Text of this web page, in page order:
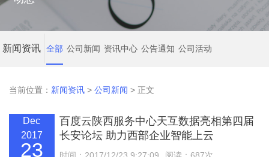
新闻资讯 全部 公司新闻 资讯中心 公告通知 公司活动
当前位置： 新闻资讯 >公司新闻 > 正文
Dec
2017
23
百度云陕西服务中心天互数据亮相第四届
长安论坛 助力西部企业智能上云